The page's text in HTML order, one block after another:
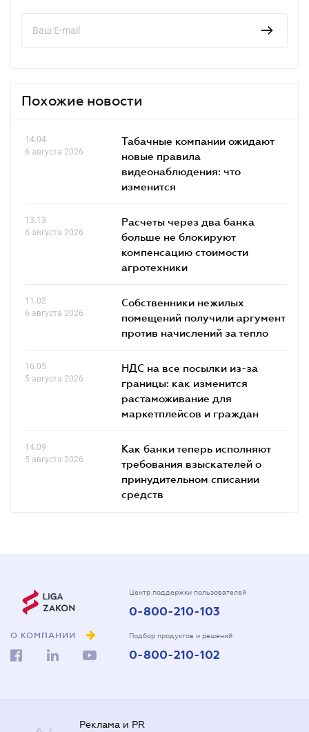
Похожие новости
14.04
6 августа 2026
Табачные компании ожидают
новые правила
видеонаблюдения: что
изменится
13.13
6 августа 2026
Расчеты через два банка
больше не блокируют
компенсацию стоимости
агротехники
11.02
6 августа 2026
Собственники нежилых
помещений получили аргумент
против начислений за тепло
16.05
5 августа 2026
НДС на все посылки из-за
границы: как изменится
растаможивание для
маркетплейсов и граждан
14.09
5 августа 2026
Как банки теперь исполняют
требования взыскателей о
принудительном списании
средств
О КОМПАНИИ
Центр поддержки пользователей
0-800-210-103
Подбор продуктов и решений
0-800-210-102
Реклама и PR